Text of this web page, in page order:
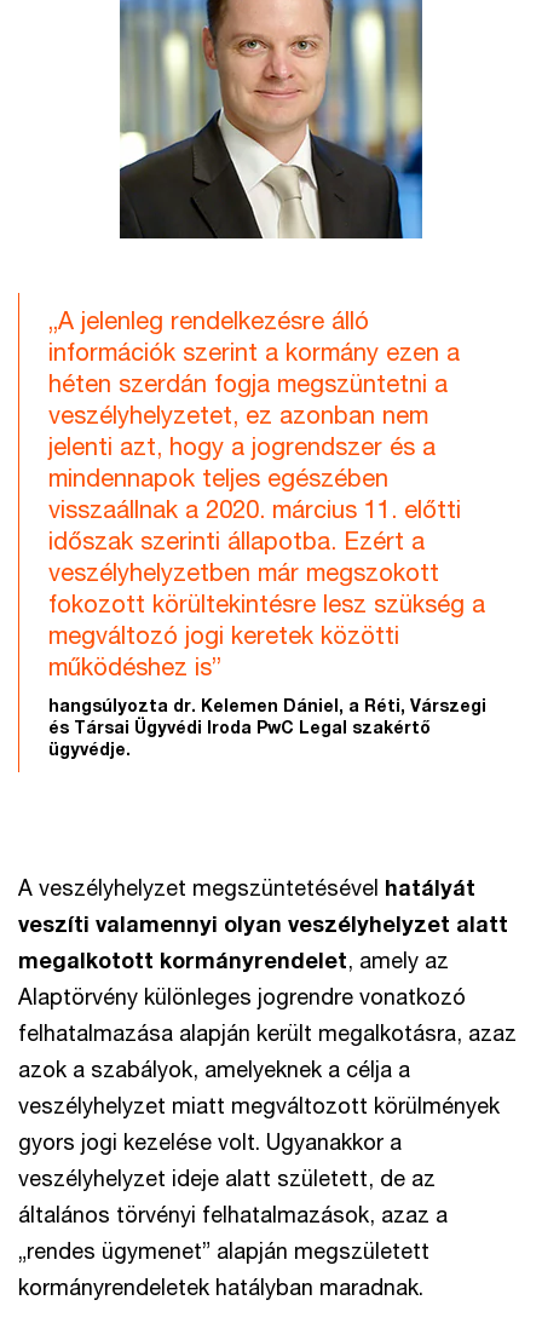
„A jelenleg rendelkezésre álló
információk szerint a kormány ezen a
héten szerdán fogja megszüntetni a
veszélyhelyzetet, ez azonban nem
jelenti azt, hogy a jogrendszer és a
mindennapok teljes egészében
visszaállnak a 2020. március 11. előtti
időszak szerinti állapotba. Ezért a
veszélyhelyzetben már megszokott
fokozott körültekintésre lesz szükség a
megváltozó jogi keretek közötti
működéshez is”
hangsúlyozta dr. Kelemen Dániel, a Réti, Várszegi
és Társai Ügyvédi Iroda PwC Legal szakértő
ügyvédje.
A veszélyhelyzet megszüntetésével hatályát
veszíti valamennyi olyan veszélyhelyzet alatt
megalkotott kormányrendelet, amely az
Alaptörvény különleges jogrendre vonatkozó
felhatalmazása alapján került megalkotásra, azaz
azok a szabályok, amelyeknek a célja a
veszélyhelyzet miatt megváltozott körülmények
gyors jogi kezelése volt. Ugyanakkor a
veszélyhelyzet ideje alatt született, de az
általános törvényi felhatalmazások, azaz a
„rendes ügymenet” alapján megszületett
kormányrendeletek hatályban maradnak.